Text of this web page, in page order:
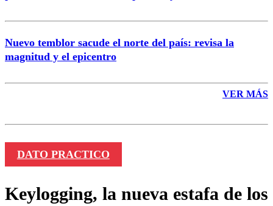
Nuevo temblor sacude el norte del país: revisa la
magnitud y el epicentro
VER MÁS
DATO PRACTICO
Keylogging, la nueva estafa de los